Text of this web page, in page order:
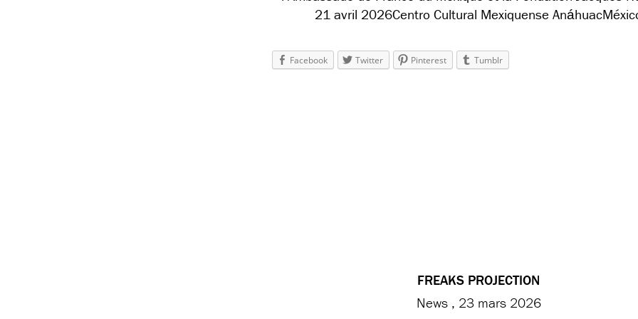
21 avril 2026Centro Cultural Mexiquense
Facebook Twitter Pinterest Tumblr
FREAKS PROJECTION
News
23 mars 2026